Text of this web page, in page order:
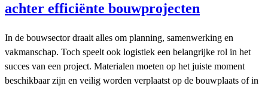
achter efficiënte bouwprojecten
In de bouwsector draait alles om planning, samenwerking en
vakmanschap. Toch speelt ook logistiek een belangrijke rol in het
succes van een project. Materialen moeten op het juiste moment
beschikbaar zijn en veilig worden verplaatst op de bouwplaats of in